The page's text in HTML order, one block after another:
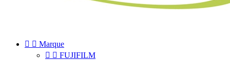
  Marque
  FUJIFILM